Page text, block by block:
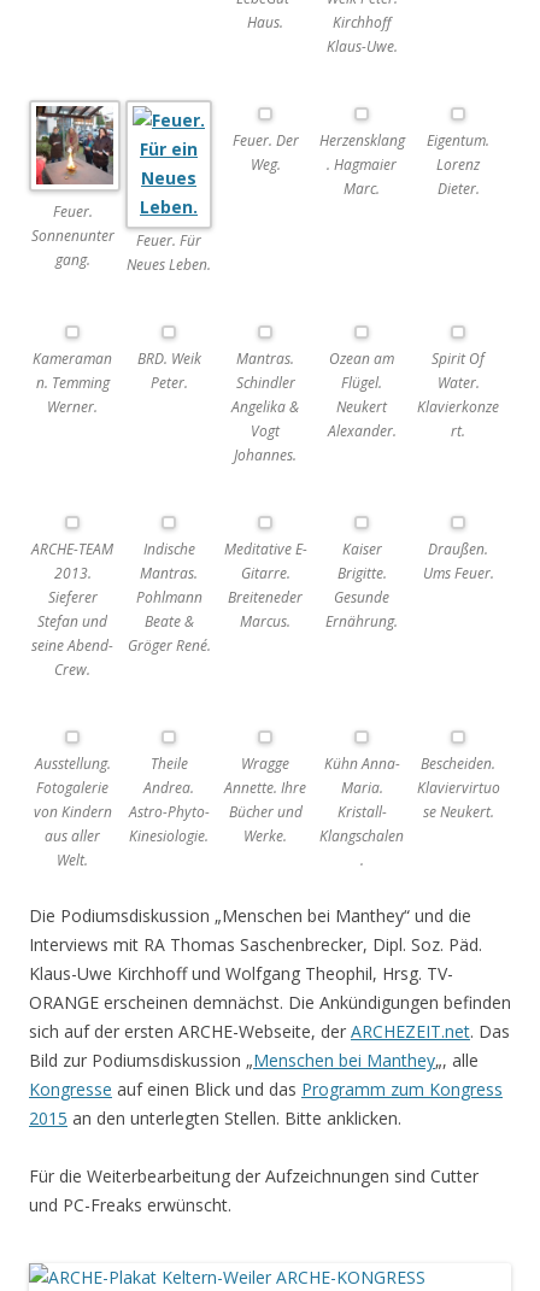
Haus.
Kirchhoff
Klaus-Uwe.
Feuer.
Sonnenunter
gang.
Feuer. Für
Neues Leben.
Feuer. Der
Weg.
Herzensklang
. Hagmaier
Marc.
Eigentum.
Lorenz
Dieter.
Kameraman
n. Temming
Werner.
BRD. Weik
Peter.
Mantras.
Schindler
Angelika &
Vogt
Johannes.
Ozean am
Flügel.
Neukert
Alexander.
Spirit Of
Water.
Klavierkonze
rt.
ARCHE-TEAM
2013.
Sieferer
Stefan und
seine Abend-
Crew.
Indische
Mantras.
Pohlmann
Beate &
Gröger René.
Meditative E-
Gitarre.
Breiteneder
Marcus.
Kaiser
Brigitte.
Gesunde
Ernährung.
Draußen.
Ums Feuer.
Ausstellung.
Fotogalerie
von Kindern
aus aller
Welt.
Theile
Andrea.
Astro-Phyto-
Kinesiologie.
Wragge
Annette. Ihre
Bücher und
Werke.
Kühn Anna-
Maria.
Kristall-
Klangschalen
.
Bescheiden.
Klaviervirtuo
se Neukert.
Die Podiumsdiskussion „Menschen bei Manthey“ und die
Interviews mit RA Thomas Saschenbrecker, Dipl. Soz. Päd.
Klaus-Uwe Kirchhoff und Wolfgang Theophil, Hrsg. TV-
ORANGE erscheinen demnächst. Die Ankündigungen befinden
sich auf der ersten ARCHE-Webseite, der ARCHEZEIT.net. Das
Bild zur Podiumsdiskussion „Menschen bei Manthey„, alle
Kongresse auf einen Blick und das Programm zum Kongress
2015 an den unterlegten Stellen. Bitte anklicken.
Für die Weiterbearbeitung der Aufzeichnungen sind Cutter
und PC-Freaks erwünscht.